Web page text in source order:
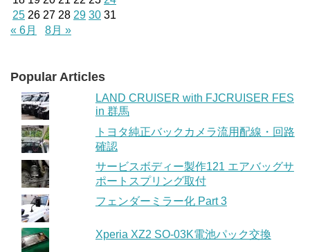
25 26 27 28 29 30 31
« 6月
8月 »
Popular Articles
LAND CRUISER with FJCRUISER FES
in 群馬
トヨタ純正バックカメラ流用配線・回路
確認
サービスボディー製作121 エアバッグサ
ポートスプリング取付
フェンダーミラー化 Part 3
Xperia XZ2 SO-03K電池パック交換